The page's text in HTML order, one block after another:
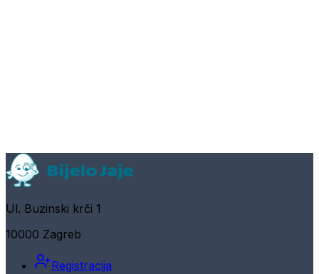
Ul. Buzinski krči 1
10000 Zagreb
Registracija